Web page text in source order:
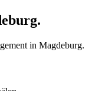
in Magdeburg.